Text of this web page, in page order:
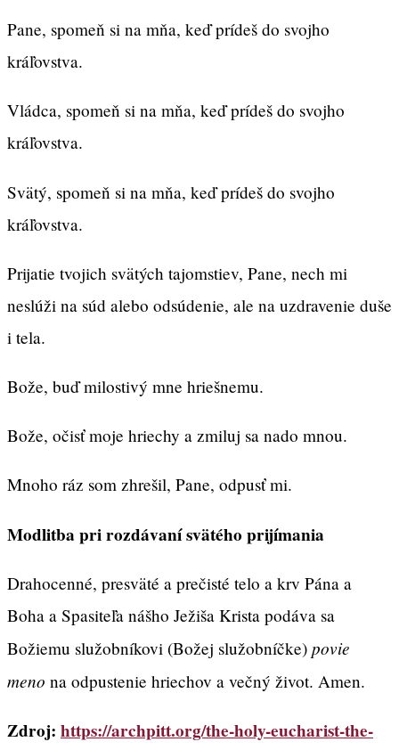
Pane, spomeň si na mňa, keď prídeš do svojho
kráľovstva.
Vládca, spomeň si na mňa, keď prídeš do svojho
kráľovstva.
Svätý, spomeň si na mňa, keď prídeš do svojho
kráľovstva.
Prijatie tvojich svätých tajomstiev, Pane, nech mi
neslúži na súd alebo odsúdenie, ale na uzdravenie duše
i tela.
Bože, buď milostivý mne hriešnemu.
Bože, očisť moje hriechy a zmiluj sa nado mnou.
Mnoho ráz som zhrešil, Pane, odpusť mi.
Modlitba pri rozdávaní svätého prijímania
Drahocenné, presväté a prečisté telo a krv Pána a
Boha a Spasiteľa nášho Ježiša Krista podáva sa
Božiemu služobníkovi (Božej služobníčke) povie
meno na odpustenie hriechov a večný život. Amen.
Zdroj: https://archpitt.org/the-holy-eucharist-the-